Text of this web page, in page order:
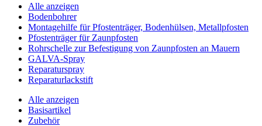
Alle anzeigen
Bodenbohrer
Montagehilfe für Pfostenträger, Bodenhülsen, Metallpfosten
Pfostenträger für Zaunpfosten
Rohrschelle zur Befestigung von Zaunpfosten an Mauern
GALVA-Spray
Reparaturspray
Reparaturlackstift
Alle anzeigen
Basisartikel
Zubehör